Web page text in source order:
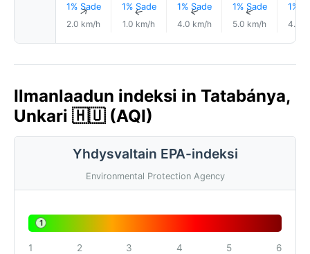
1% Sade
↑
2.0 km/h
1% Sade
↑
1.0 km/h
1% Sade
↑
4.0 km/h
1% Sade
↑
5.0 km/h
1%
4.0
Ilmanlaadun indeksi in Tatabánya,
Unkari 🇭🇺 (AQI)
Yhdysvaltain EPA-indeksi
Environmental Protection Agency
1
1 2 3 4 5 6